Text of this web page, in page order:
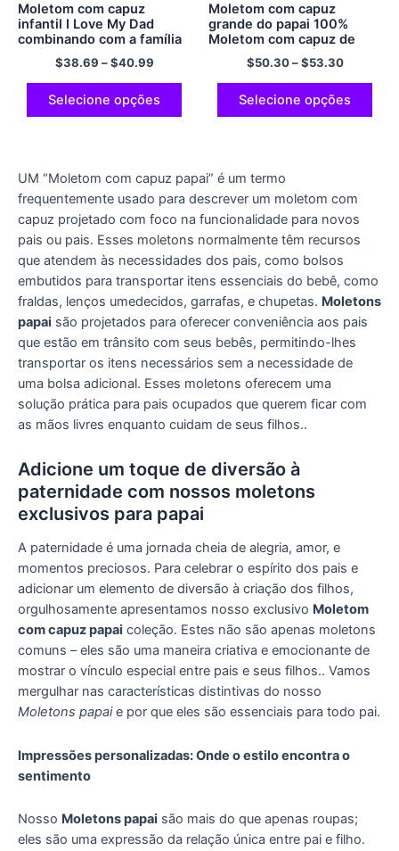
Moletom com capuz
infantil I Love My Dad
combinando com a família
pulôver com capuz de
poliéster
$38.69 –$40.99
Selecione opções
Moletom com capuz
grande do papai 100%
Moletom com capuz de
algodão confortável e
macio Papa moletom com
capuz para o dia dos pais
pulôver com capuz
multicolorido
$50.30–$53.30
Selecione opções
UM “Moletom com capuz papai” é um termo
frequentemente usado para descrever um moletom com
capuz projetado com foco na funcionalidade para novos
pais ou pais. Esses moletons normalmente têm recursos
que atendem às necessidades dos pais, como bolsos
embutidos para transportar itens essenciais do bebê, como
fraldas, lenços umedecidos, garrafas, e chupetas. Moletons
papai são projetados para oferecer conveniência aos pais
que estão em trânsito com seus bebês, permitindo-lhes
transportar os itens necessários sem a necessidade de
uma bolsa adicional. Esses moletons oferecem uma
solução prática para pais ocupados que querem ficar com
as mãos livres enquanto cuidam de seus filhos..
Adicione um toque de diversão à
paternidade com nossos moletons
exclusivos para papai
A paternidade é uma jornada cheia de alegria, amor, e
momentos preciosos. Para celebrar o espírito dos pais e
adicionar um elemento de diversão à criação dos filhos,
orgulhosamente apresentamos nosso exclusivo Moletom
com capuz papai coleção. Estes não são apenas moletons
comuns – eles são uma maneira criativa e emocionante de
mostrar o vínculo especial entre pais e seus filhos.. Vamos
mergulhar nas características distintivas do nosso
Moletons papaie por que eles são essenciais para todo pai.
Impressões personalizadas: Onde o estilo encontra o
sentimento
Nosso Moletons papai são mais do que apenas roupas;
eles são uma expressão da relação única entre pai e filho.